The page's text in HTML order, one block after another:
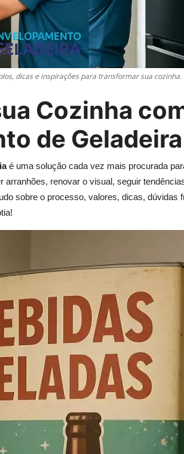
dicas e inspirações para transformar sua cozinha.
Cozinha
de
é uma solução cada vez mais procurada
arranhões, renovar o visual, seguir
sobre o processo, valores, dicas, dúvidas